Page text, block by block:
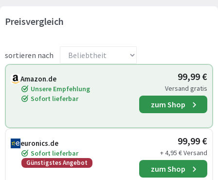
Preisvergleich
sortieren nach
Amazon.de
Unsere Empfehlung
Sofort lieferbar
99,99 €
Versand gratis
zum Shop
euronics.de
Sofort lieferbar
Günstigstes Angebot
99,99 €
+ 4,95 € Versand
zum Shop